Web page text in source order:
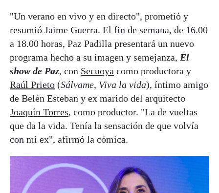
"Un verano en vivo y en directo", prometió y
resumió Jaime Guerra. El fin de semana, de 16.00
a 18.00 horas, Paz Padilla presentará un nuevo
programa hecho a su imagen y semejanza, El
show de Paz, con Secuoya como productora y
Raúl Prieto (Sálvame, Viva la vida), íntimo amigo
de Belén Esteban y ex marido del arquitecto
Joaquín Torres, como productor. "La de vueltas
que da la vida. Tenía la sensación de que volvía
con mi ex", afirmó la cómica.